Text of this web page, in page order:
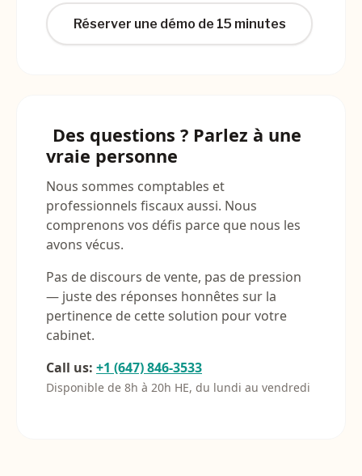
Réserver une démo de 15 minutes
Des questions ? Parlez à une
vraie personne
Nous sommes comptables et
professionnels fiscaux aussi. Nous
comprenons vos défis parce que nous les
avons vécus.
Pas de discours de vente, pas de pression
— juste des réponses honnêtes sur la
pertinence de cette solution pour votre
cabinet.
Call us: +1 (647) 846-3533
Disponible de 8h à 20h HE, du lundi au vendredi